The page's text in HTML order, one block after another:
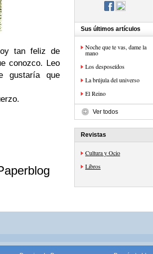
tan feliz de
conozco. Leo
gustaría que
Sus últimos artículos
Noche que te vas, dame la
mano
Los desposeídos
La brújula del universo
El Reino
Ver todos
Revistas
Cultura y Ocio
Libros